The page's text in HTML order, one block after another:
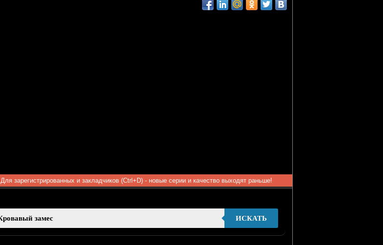
Для зарегистрированных и закладчиков (Ctrl+D) - новые серии и качество выходят раньше!
ИСКАТЬ